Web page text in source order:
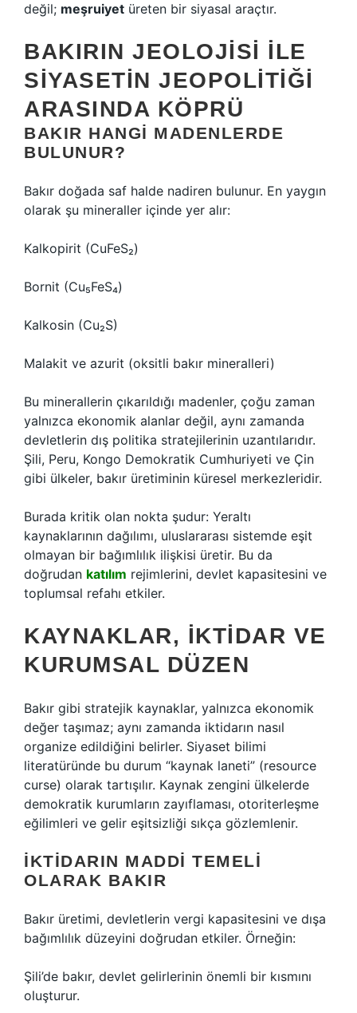
değil; meşruiyet üreten bir siyasal araçtır.
BAKIRIN JEOLOJISI ILE
SIYASETIN JEOPOLITIĞI
ARASINDA KÖPRÜ
BAKIR HANGI MADENLERDE
BULUNUR?
Bakır doğada saf halde nadiren bulunur. En yaygın
olarak şu mineraller içinde yer alır:
Kalkopirit (CuFeS₂)
Bornit (Cu₅FeS₄)
Kalkosin (Cu₂S)
Malakit ve azurit (oksitli bakır mineralleri)
Bu minerallerin çıkarıldığı madenler, çoğu zaman
yalnızca ekonomik alanlar değil, aynı zamanda
devletlerin dış politika stratejilerinin uzantılarıdır.
Şili, Peru, Kongo Demokratik Cumhuriyeti ve Çin
gibi ülkeler, bakır üretiminin küresel merkezleridir.
Burada kritik olan nokta şudur: Yeraltı
kaynaklarının dağılımı, uluslararası sistemde eşit
olmayan bir bağımlılık ilişkisi üretir. Bu da
doğrudan katılım rejimlerini, devlet kapasitesini ve
toplumsal refahı etkiler.
KAYNAKLAR, İKTIDAR VE
KURUMSAL DÜZEN
Bakır gibi stratejik kaynaklar, yalnızca ekonomik
değer taşımaz; aynı zamanda iktidarın nasıl
organize edildiğini belirler. Siyaset bilimi
literatüründe bu durum “kaynak laneti” (resource
curse) olarak tartışılır. Kaynak zengini ülkelerde
demokratik kurumların zayıflaması, otoriterleşme
eğilimleri ve gelir eşitsizliği sıkça gözlemlenir.
İKTIDARIN MADDI TEMELI
OLARAK BAKIR
Bakır üretimi, devletlerin vergi kapasitesini ve dışa
bağımlılık düzeyini doğrudan etkiler. Örneğin:
Şili’de bakır, devlet gelirlerinin önemli bir kısmını
oluşturur.